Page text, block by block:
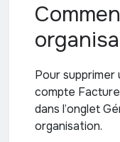
Pour
compte
dans l’onglet
organisation.